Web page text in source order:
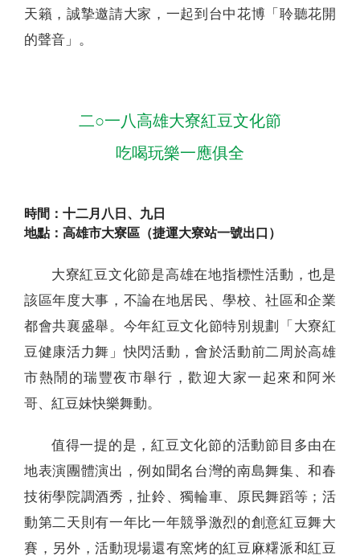
天籟，誠摯邀請大家，一起到台中花博「聆聽花開
的聲音」。
二○一八高雄大寮紅豆文化節
吃喝玩樂一應俱全
時間：十二月八日、九日
地點：高雄市大寮區（捷運大寮站一號出口）
大寮紅豆文化節是高雄在地指標性活動，也是
該區年度大事，不論在地居民、學校、社區和企業
都會共襄盛舉。今年紅豆文化節特別規劃「大寮紅
豆健康活力舞」快閃活動，會於活動前二周於高雄
市熱鬧的瑞豐夜市舉行，歡迎大家一起來和阿米
哥、紅豆妹快樂舞動。
值得一提的是，紅豆文化節的活動節目多由在
地表演團體演出，例如聞名台灣的南島舞集、和春
技術學院調酒秀，扯鈴、獨輪車、原民舞蹈等；活
動第二天則有一年比一年競爭激烈的創意紅豆舞大
賽，另外，活動現場還有窯烤的紅豆麻糬派和紅豆